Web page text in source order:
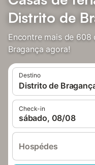
Distrito de
Encontre mais de
Bragança agora!
Destino
Distrito de
Check-in
sábado, 08/08
Hospédes